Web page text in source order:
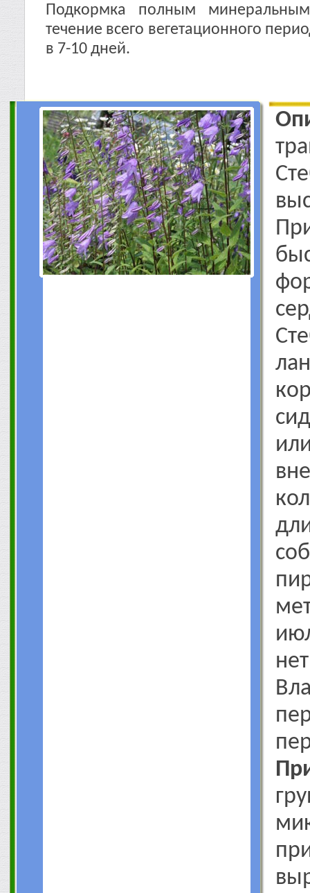
Подкормка полным
течение всего вегетационного
в 7-10 дней.